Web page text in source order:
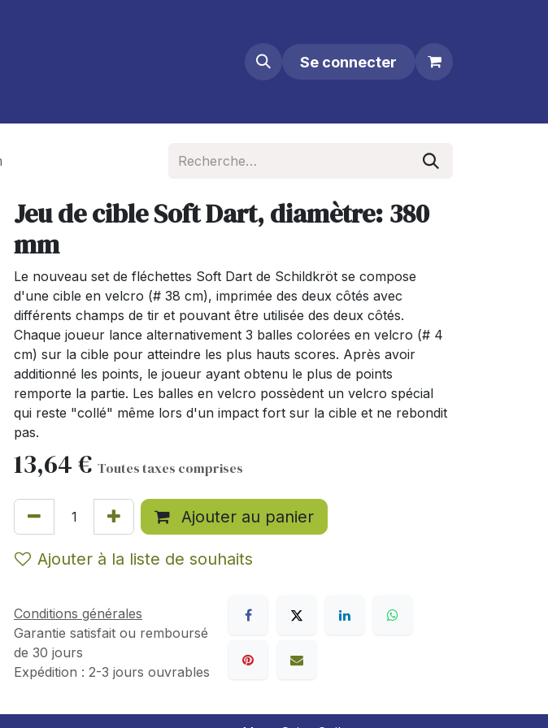
Se connecter
Jeu de cible Soft Dart, diamètre: 380
mm
Le nouveau set de fléchettes Soft Dart de Schildkröt se compose
d'une cible en velcro (# 38 cm), imprimée des deux côtés avec
différents champs de tir et pouvant être utilisée des deux côtés.
Chaque joueur lance alternativement 3 balles colorées en velcro (# 4
cm) sur la cible pour atteindre les plus hauts scores. Après avoir
additionné les points, le joueur ayant obtenu le plus de points
remporte la partie. Les balles en velcro possèdent un velcro spécial
qui reste "collé" même lors d'un impact fort sur la cible et ne rebondit
pas.
13,64€ Toutes taxes comprises
Ajouter au panier
Ajouter à la liste de souhaits
Conditions générales
Garantie satisfait ou remboursé
de 30 jours
Expédition : 2-3 jours ouvrables